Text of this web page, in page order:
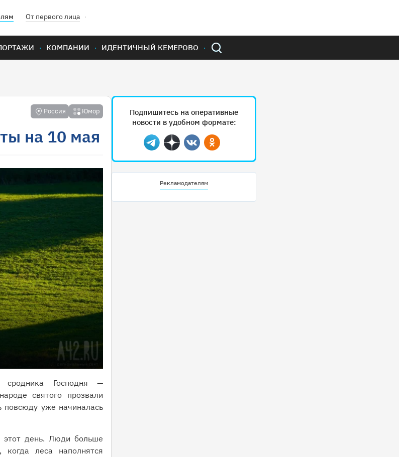
От первого лица
КОМПАНИИ ИДЕНТИЧНЫЙ КЕМЕРОВО
Россия Юмор
на 10 мая
Господня —
святого прозвали
уже начиналась
этот день. Люди больше
леса наполнятся
Подпишитесь на оперативные
новости в удобном формате:
Telegram
ДзенВконтактеОдноклассники
Рекламодателям